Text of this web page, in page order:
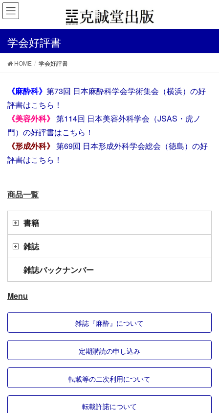
学会好評書
HOME 学会好評書
《麻酔科》 第73回 日本麻酔科学会学術集会（横浜）の好
評書はこちら！
《美容外科》 第114回 日本美容外科学会（JSAS・虎ノ
門）の好評書はこちら！
《形成外科》 第69回 日本形成外科学会総会（徳島）の好
評書はこちら！
商品一覧
書籍
雑誌
雑誌バックナンバー
Menu
雑誌『麻酔』について
定期購読の申し込み
転載等の二次利用について
転載許諾について